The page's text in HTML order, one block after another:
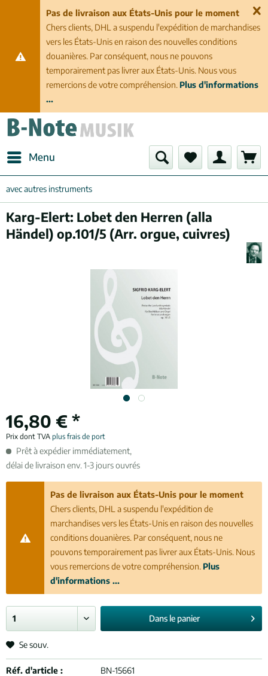
Pas de livraison aux États-Unis pour le moment
Chers clients, DHL a suspendu l'expédition de marchandises
vers les États-Unis en raison des nouvelles conditions
douanières. Par conséquent, nous ne pouvons
temporairement pas livrer aux États-Unis. Nous vous
remercions de votre compréhension. Plus d'informations
...
Menu
avec autres instruments
Karg-Elert: Lobet den Herren (alla
Händel) op.101/5 (Arr. orgue, cuivres)
16,80 € *
Prix dont TVA plus frais de port
Prêt à expédier immédiatement,
délai de livraison env. 1-3 jours ouvrés
Pas de livraison aux États-Unis pour le moment
Chers clients, DHL a suspendu l'expédition de
marchandises vers les États-Unis en raison des nouvelles
conditions douanières. Par conséquent, nous ne
pouvons temporairement pas livrer aux États-Unis. Nous
vous remercions de votre compréhension. Plus
d'informations ...
Dans le panier
Se souv.
Réf. d'article :
BN-15661